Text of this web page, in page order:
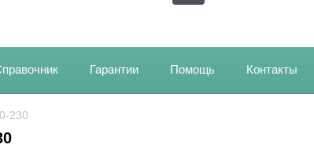
Гарантии Помощь Контакты
230